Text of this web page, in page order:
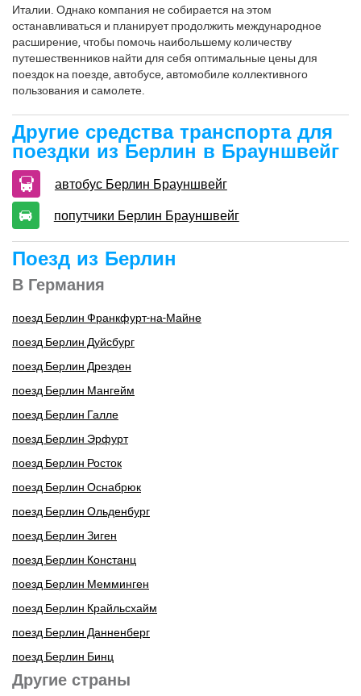
Италии. Однако компания не собирается на этом
останавливаться и планирует продолжить международное
расширение, чтобы помочь наибольшему количеству
путешественников найти для себя оптимальные цены для
поездок на поезде, автобусе, автомобиле коллективного
пользования и самолете.
Другие средства транспорта для
поездки из Берлин в Брауншвейг
автобус Берлин Брауншвейг
попутчики Берлин Брауншвейг
Поезд из Берлин
В Германия
поезд Берлин Франкфурт-на-Майне
поезд Берлин Дуйсбург
поезд Берлин Дрезден
поезд Берлин Мангейм
поезд Берлин Галле
поезд Берлин Эрфурт
поезд Берлин Росток
поезд Берлин Оснабрюк
поезд Берлин Ольденбург
поезд Берлин Зиген
поезд Берлин Констанц
поезд Берлин Мемминген
поезд Берлин Крайльсхайм
поезд Берлин Данненберг
поезд Берлин Бинц
Другие страны